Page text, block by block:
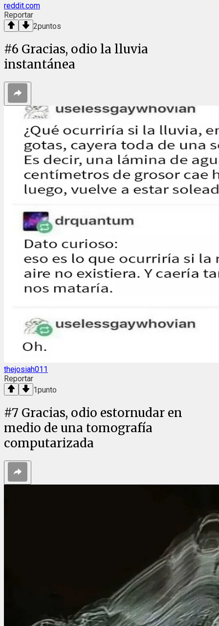
reddit.com
Reportar
2puntos
#6 Gracias, odio la lluvia
instantánea
thejosiah011
Reportar
1punto
#7 Gracias, odio estornudar en
medio de una tomografía
computarizada